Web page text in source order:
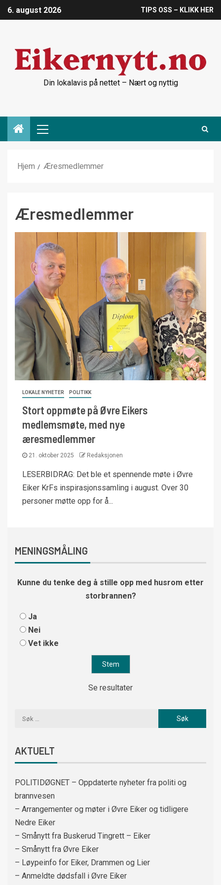
6. august 2026 TIPS OSS – KLIKK HER
Din lokalavis på nettet – Nært og nyttig
Hjem Æresmedlemmer
Æresmedlemmer
LOKALE NYHETER POLITIKK
Stort oppmøte på Øvre Eikers
medlemsmøte, med nye
æresmedlemmer
21. oktober 2025 Redaksjonen
LESERBIDRAG: Det ble et spennende møte i Øvre
Eiker KrFs inspirasjonssamling i august. Over 30
personer møtte opp for å...
MENINGSMÅLING
Kunne du tenke deg å stille opp med husrom etter
storbrannen?
Ja
Nei
Vet ikke
Se resultater
AKTUELT
POLITIDØGNET – Oppdaterte nyheter fra politi og
brannvesen
– Arrangementer og møter i Øvre Eiker og tidligere
Nedre Eiker
– Smånytt fra Buskerud Tingrett – Eiker
– Smånytt fra Øvre Eiker
– Løypeinfo for Eiker, Drammen og Lier
– Anmeldte dødsfall i Øvre Eiker